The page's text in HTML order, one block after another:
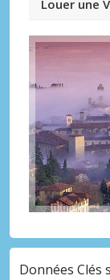
Louer une
Données Clés